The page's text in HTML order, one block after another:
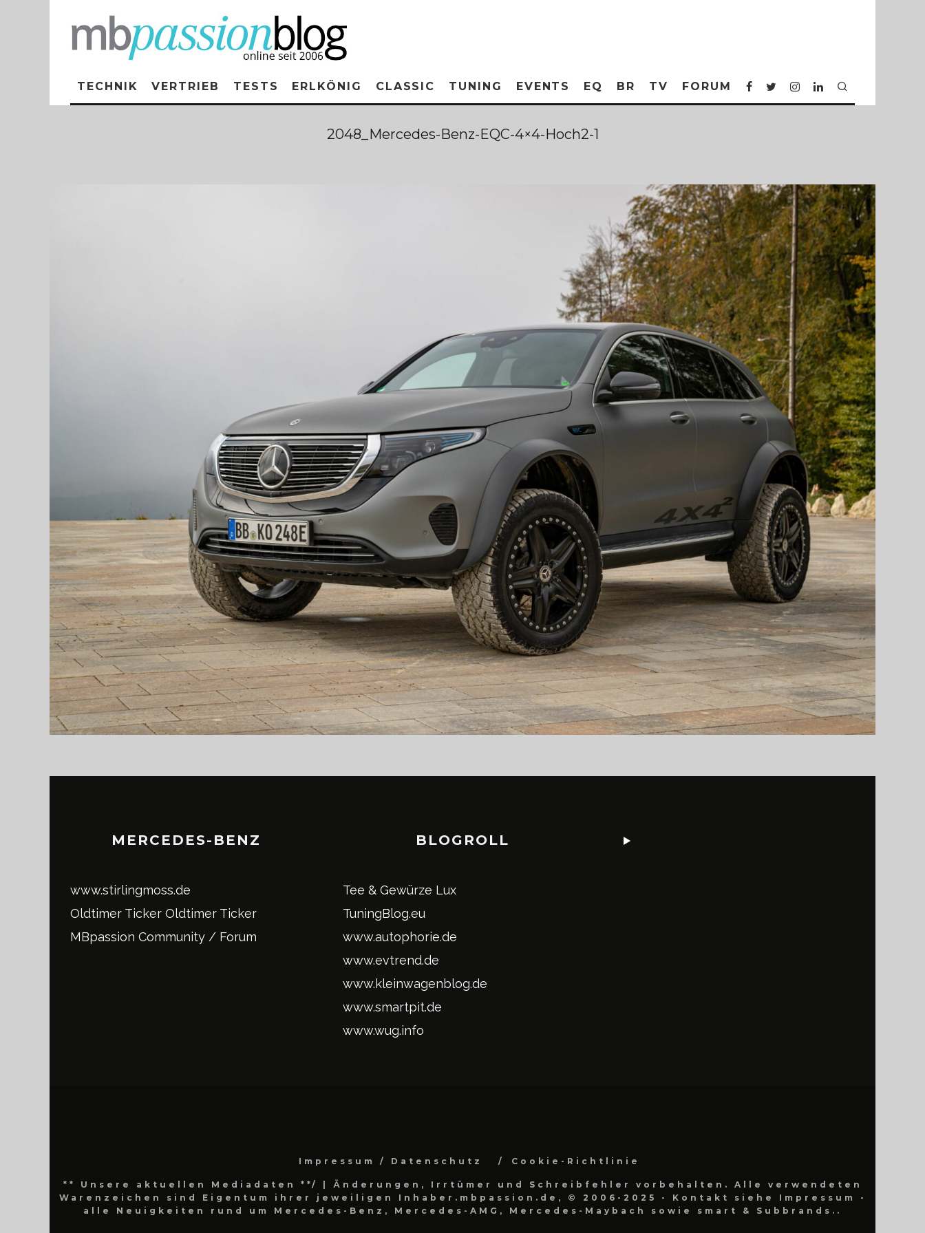
TECHNIK VERTRIEB TESTS ERLKÖNIG CLASSIC TUNING EVENTS EQ BR TV FORUM
2048_Mercedes-Benz-EQC-4×4-Hoch2-1
MERCEDES-BENZ
www.stirlingmoss.de
Oldtimer Ticker Oldtimer Ticker
MBpassion Community / Forum
BLOGROLL
Tee & Gewürze Lux
TuningBlog.eu
www.autophorie.de
www.evtrend.de
www.kleinwagenblog.de
www.smartpit.de
www.wug.info
Impressum / Datenschutz Cookie-Richtlinie
** Unsere aktuellen Mediadaten **/
| Änderungen, Irrtümer und Schreibfehler vorbehalten. Alle verwendeten
Warenzeichen sind Eigentum ihrer jeweiligen Inhaber.mbpassion.de, © 2006-2025 - Kontakt siehe Impressum -
alle Neuigkeiten rund um Mercedes-Benz, Mercedes-AMG, Mercedes-Maybach sowie smart & Subbrands..